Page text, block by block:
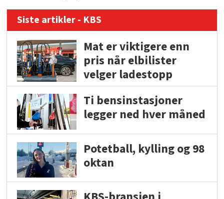
Siste artikler - KBS
Mat er viktigere enn
pris når elbilister
velger ladestopp
Ti bensinstasjoner
legger ned hver måned
Potetball, kylling og 98
oktan